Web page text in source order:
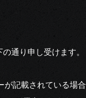
通り申し受けます。
が記載されている場合